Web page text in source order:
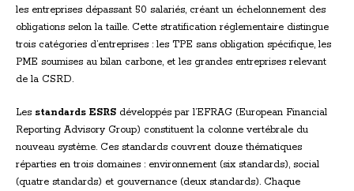
les entreprises dépassant 50 salariés, créant un échelonnement des
obligations selon la taille. Cette stratification réglementaire distingue
trois catégories d’entreprises : les TPE sans obligation spécifique, les
PME soumises au bilan carbone, et les grandes entreprises relevant
de la CSRD.
Les standards ESRS développés par l’EFRAG (European Financial
Reporting Advisory Group) constituent la colonne vertébrale du
nouveau système. Ces standards couvrent douze thématiques
réparties en trois domaines : environnement (six standards), social
(quatre standards) et gouvernance (deux standards). Chaque